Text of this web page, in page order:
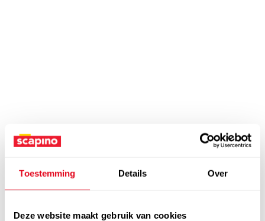
Toestemming Details Over
Deze website maakt gebruik van cookies